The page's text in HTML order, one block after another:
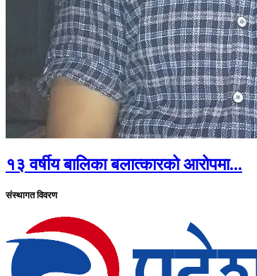
१३ वर्षीय बालिका बलात्कारको आरोपमा...
संस्थागत विवरण